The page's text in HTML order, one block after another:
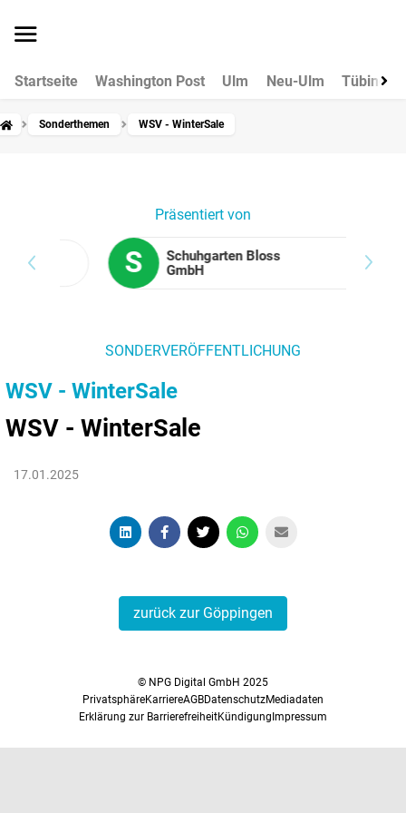
Startseite Washington Post Ulm Neu-Ulm Tübingen
Sonderthemen WSV - WinterSale
Präsentiert von
S
Schuh­garten Bloss
GmbH
SONDERVERÖFFENTLICHUNG
WSV - WinterSale
WSV - WinterSale
17.01.2025
zurück zur Göppingen
© NPG Digital GmbH 2025
PrivatsphäreKarriereAGBDatenschutzMediadaten
Erklärung zur BarrierefreiheitKündigung Impressum